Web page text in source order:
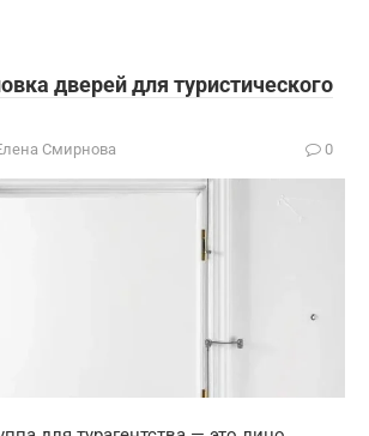
дверей для туристического
Смирнова 0